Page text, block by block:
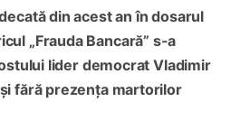
din acest an în dosarul
„Frauda Bancară” s-a
lider democrat Vladimir
fără prezența martorilor